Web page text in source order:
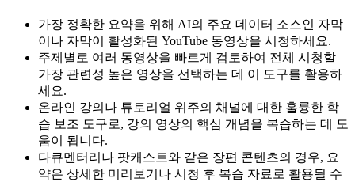
가장 정확한 요약을 위해 AI의 주요 데이터 소스인 자막
이나 자막이 활성화된 YouTube 동영상을 시청하세요.
주제별로 여러 동영상을 빠르게 검토하여 전체 시청할
가장 관련성 높은 영상을 선택하는 데 이 도구를 활용하
세요.
온라인 강의나 튜토리얼 위주의 채널에 대한 훌륭한 학
습 보조 도구로, 강의 영상의 핵심 개념을 복습하는 데 도
움이 됩니다.
다큐멘터리나 팟캐스트와 같은 장편 콘텐츠의 경우, 요
약은 상세한 미리보기나 시청 후 복습 자료로 활용될 수